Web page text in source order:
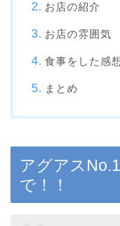
お店の紹介
お店の雰囲気
食事をした感
まとめ
アグアス
で！！